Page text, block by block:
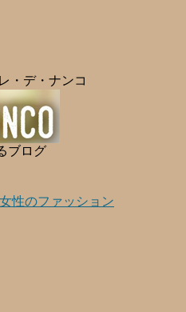
・デ・ナンコ
ブログ
性のファッション